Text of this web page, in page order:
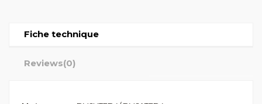
Fiche technique
Reviews(0)